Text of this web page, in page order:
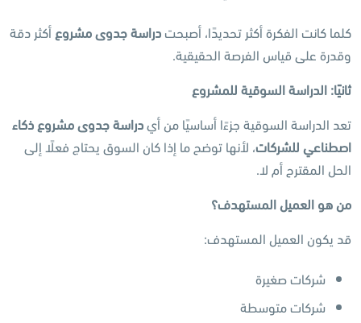
كلما كانت الفكرة أكثر تحديدًا، أصبحت دراسة جدوى مشروع أكثر دقة
وقدرة على قياس الفرصة الحقيقية.
ثانيًا: الدراسة السوقية للمشروع
تعد الدراسة السوقية جزءًا أساسيًا من أيدراسة جدوى مشروع ذكاء
اصطناعي للشركات، لأنها توضح ما إذا كان السوق يحتاج فعلًا إلى
الحل المقترح أم لا.
من هو العميل المستهدف؟
قد يكون العميل المستهدف:
شركات صغيرة
شركات متوسطة